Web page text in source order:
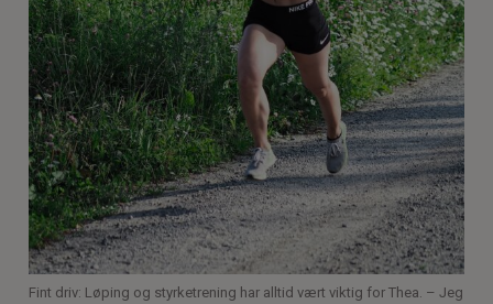
Fint driv: Løping og styrketrening har alltid vært viktig for Thea. – Jeg